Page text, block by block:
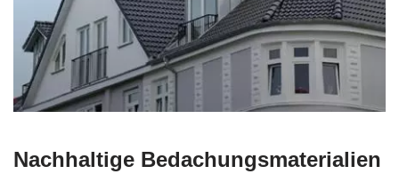
Nachhaltige Bedachungsmaterialien